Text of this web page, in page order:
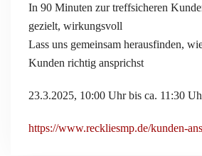
In 90 Minuten zur treffsicheren
gezielt, wirkungsvoll
Lass uns gemeinsam herausfinden,
Kunden richtig ansprichst
23.3.2025, 10:00 Uhr bis ca. 11:30
https://www.reckliesmp.de/kunden-